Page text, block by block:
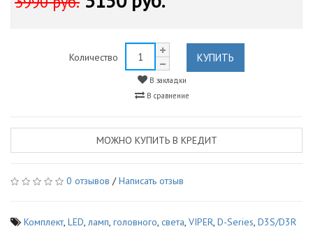
Количество КУПИТЬ
В закладки
В сравнение
МОЖНО КУПИТЬ В КРЕДИТ
0 отзывов /Написать отзыв
Комплект, LED, ламп, головного, света, VIPER, D-Series, D3S/D3R